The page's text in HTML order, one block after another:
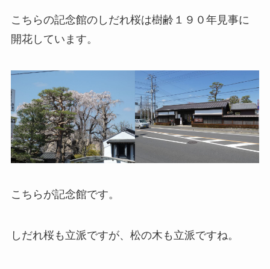
こちらの記念館のしだれ桜は樹齢１９０年見事に
開花しています。
こちらが記念館です。
しだれ桜も立派ですが、松の木も立派ですね。